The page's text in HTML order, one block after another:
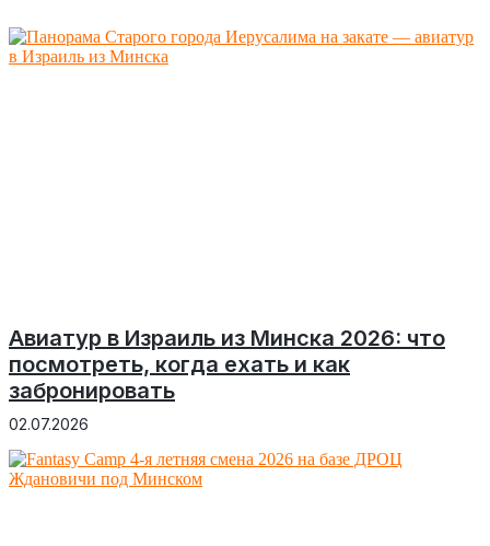
Авиатур в Израиль из Минска 2026: что
посмотреть, когда ехать и как
забронировать
02.07.2026